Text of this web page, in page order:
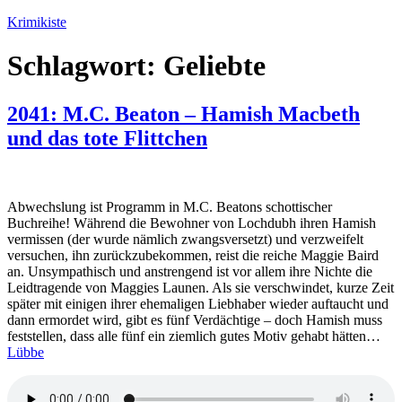
Zum
springen
Krimikiste
Schlagwort: Geliebte
2041: M.C. Beaton – Hamish Macbeth
und das tote Flittchen
Abwechslung ist Programm in M.C. Beatons schottischer
Buchreihe! Während die Bewohner von Lochdubh ihren Hamish
vermissen (der wurde nämlich zwangsversetzt) und verzweifelt
versuchen, ihn zurückzubekommen, reist die reiche Maggie Baird
an. Unsympathisch und anstrengend ist vor allem ihre Nichte die
Leidtragende von Maggies Launen. Als sie verschwindet, kurze Zeit
später mit einigen ihrer ehemaligen Liebhaber wieder auftaucht und
dann ermordet wird, gibt es fünf Verdächtige – doch Hamish muss
feststellen, dass alle fünf ein ziemlich gutes Motiv gehabt hätten…
Lübbe